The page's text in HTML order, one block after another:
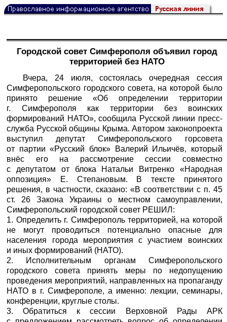
Городской совет Симферополя объявил город
территорией без НАТО
Вчера, 24 июля, состоялась очередная сессия
Симферопольского городского совета, на которой было
принято решение «Об определении территории
г. Симферополя как территории без воинских
формирований НАТО», сообщила Русской линии пресс-
служба Русской общины Крыма. Автором законопроекта
выступил депутат Симферопольского горсовета
от партии «Русский блок» Валерий Ильичёв, который
внёс его на рассмотрение сессии совместно
с депутатом от блока Натальи Витренко «Народная
оппозиция» Е. Степановым. В тексте принятого
решения, в частности, сказано: «В соответствии с п. 45
ст. 26 Закона Украины о местном самоуправлении,
Симферопольский городской совет РЕШИЛ:
1. Определить г. Симферополь территорией, на которой
не могут проводиться потенциально опасные для
населения города мероприятия с участием воинских
и иных формирований (НАТО).
2. Исполнительным органам Симферопольского
городского совета принять меры по недопущению
проведения мероприятий, направленных на пропаганду
НАТО в г. Симферополе, а именно: лекции, семинары,
конференции, круглые столы.
3. Обратиться к сессии Верховной Рады АРК